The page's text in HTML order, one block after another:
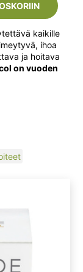
kaikille
ihoa
ja hoitava
on vuoden